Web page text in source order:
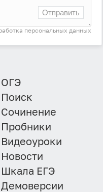
Отправить
персональных данных
ОГЭ
Поиск
Сочинение
Пробники
Видеоуроки
Новости
Шкала ЕГЭ
Демоверсии